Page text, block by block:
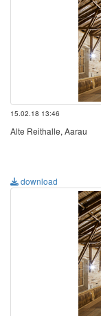
15.02.18 13:46
Alte Reithalle, Aarau
download